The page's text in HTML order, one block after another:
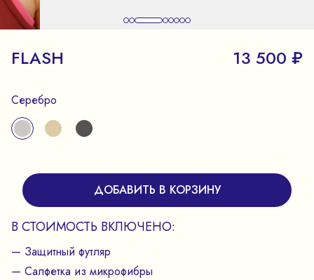
FLASH 13 500 ₽
Серебро
ДОБАВИТЬ В КОРЗИНУ
В СТОИМОСТЬ ВКЛЮЧЕНО:
— Защитный футляр
— Салфетка из микрофибры